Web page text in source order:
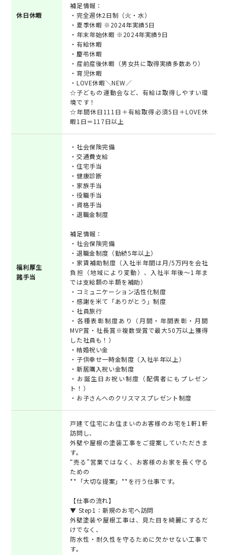
休日休暇
補足情報：
・完全週休2日制（火・水）
・夏季休暇 ※2024年実績5日
・年末年始休暇 ※2024年実績9日
・有給休暇
・慶弔休暇
・産前産後休暇（男女共に取得実績多数あり）
・育児休暇
・LOVE休暇＼NEW／
☆子どもの運動会など、有給は取得しやすい環
境です！
☆年間休日111日＋有給取得必須5日＋LOVE休
暇1日＝117日以上
福利厚生
諸手当
・社会保険完備
・交通費支給
・住宅手当
・健康診断
・家族手当
・役職手当
・資格手当
・退職金制度
補足情報：
・社会保険完備
・退職金制度（勤続5年以上）
・家賃補助制度（入社半年間は月/5万円を会社
負担（地域により変動）、入社半年後～1年ま
では支給額の半額を補助）
・コミュニケーション活性化制度
・感謝を米て「ありがとう」制度
・社員旅行
・各種表彰制度あり（月間・年間表彰・月間
MVP賞・社長賞※複数受賞で最大50万以上獲得
した社員も！）
・結婚祝い金
・子供幸せ一時金制度（入社半年以上）
・新居購入祝い金制度
・お誕生日お祝い制度（配偶者にもプレゼン
ト！）
・お子さんへのクリスマスプレゼント制度
戸建て住宅にお住まいのお客様のお宅を1軒1軒
訪問し、
外壁や屋根の塗装工事をご提案していただきま
す。
“売る”営業ではなく、お客様のお家を長く守る
ための
**「大切な提案」**を行う仕事です。
【仕事の流れ】
▼ Step1：新規のお宅へ訪問
外壁塗装や屋根工事は、見た目を綺麗にするだ
けでなく、
防水性・耐久性を守るために欠かせない工事で
す。